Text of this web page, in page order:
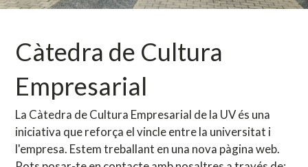
Càtedra de Cultura
Empresarial
La Càtedra de Cultura Empresarial de la UV és una
iniciativa que reforça el vincle entre la universitat i
l'empresa. Estem treballant en una nova pàgina web.